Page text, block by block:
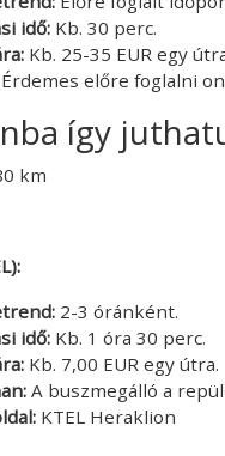
idő: Kb. 30 perc.
Kb. 25-35 EUR egy
Érdemes előre foglalni
így
km
2-3 óránként.
idő: Kb. 1 óra 30 perc.
Kb. 7,00 EUR egy útra.
A buszmegálló a
KTEL Heraklion